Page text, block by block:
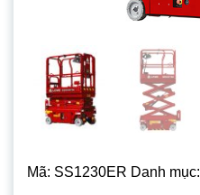
Mã: SS1230ER Danh mục: